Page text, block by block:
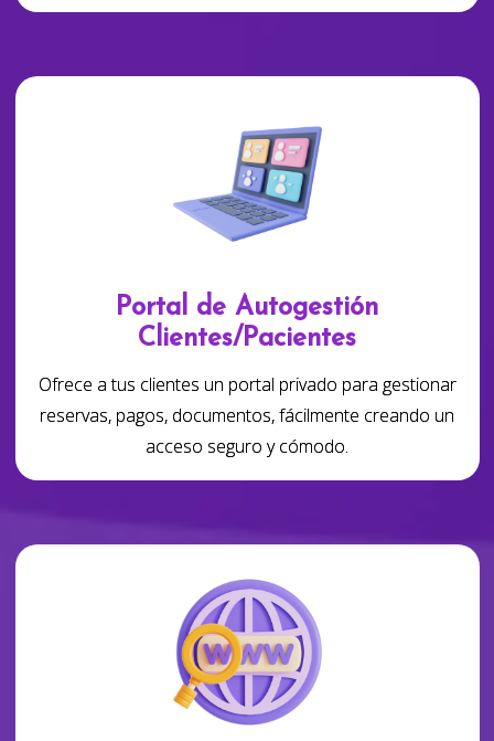
Portal de Autogestión
Clientes/Pacientes
Ofrece a tus clientes un portal privado para gestionar
reservas, pagos, documentos, fácilmente creando un
acceso seguro y cómodo.